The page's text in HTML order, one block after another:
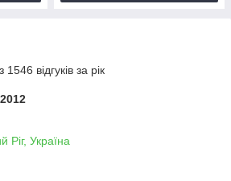
відгуків за рік
Ріг, Україна